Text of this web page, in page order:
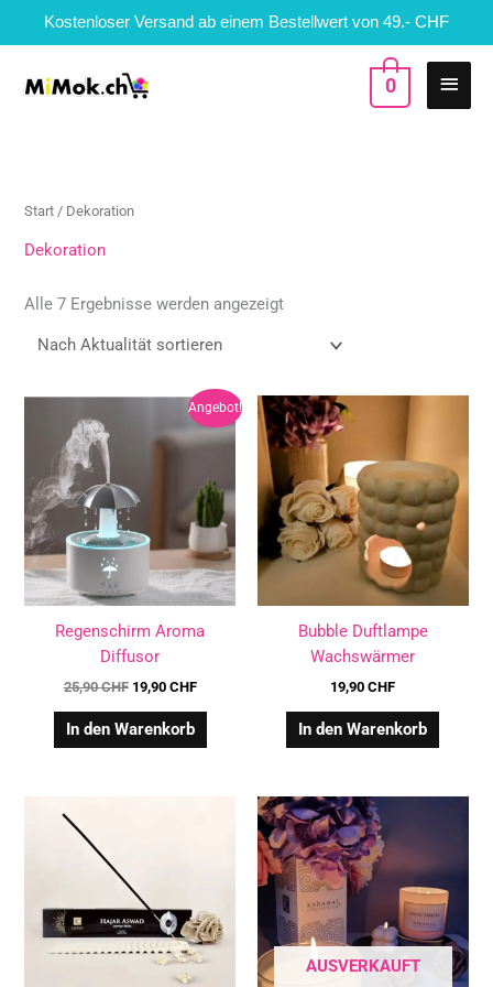
Kostenloser Versand ab einem Bestellwert von 49.- CHF
0
Start / Dekoration
Dekoration
Alle 7 Ergebnisse werden angezeigt
Angebot!
Regenschirm Aroma
Diffusor
25,90CHF
Ursprünglicher
war:
19,90 CHF
Aktueller
Preis
ist:
In den Warenkorb
Bubble Duftlampe
Wachswärmer
19,90CHF
In den Warenkorb
Dieses
Produkt
mehrere
auf.
AUSVERKAUFT
auf.
Die